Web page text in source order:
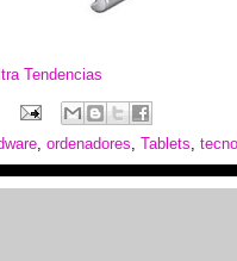
Tendencias
, ordenadores, Tablets,